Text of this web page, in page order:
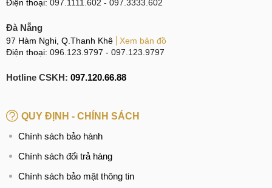
Điện thoại: 097.1111.602 - 097.3333.602
Đà Nẵng
97 Hàm Nghi, Q.Thanh Khê
Xem bản đồ
Điện thoại: 096.123.9797 - 097.123.9797
Hotline CSKH: 097.120.66.88
QUY ĐỊNH - CHÍNH SÁCH
Chính sách bảo hành
Chính sách đổi trả hàng
Chính sách bảo mật thông tin